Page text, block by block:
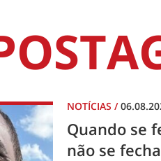
NOTÍCIAS /
Quando se
não se